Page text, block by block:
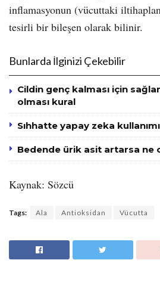
inflamasyonun (vücuttaki
tesirli bir bileşen olarak bilinir.
Bunlarda İlginizi Çekebilir
Cildin genç kalması için
olması kural
Sıhhatte yapay zeka kullanımı
Bedende ürik asit artarsa ne
Kaynak: Sözcü
Tags: Ala Antioksidan Vücutta